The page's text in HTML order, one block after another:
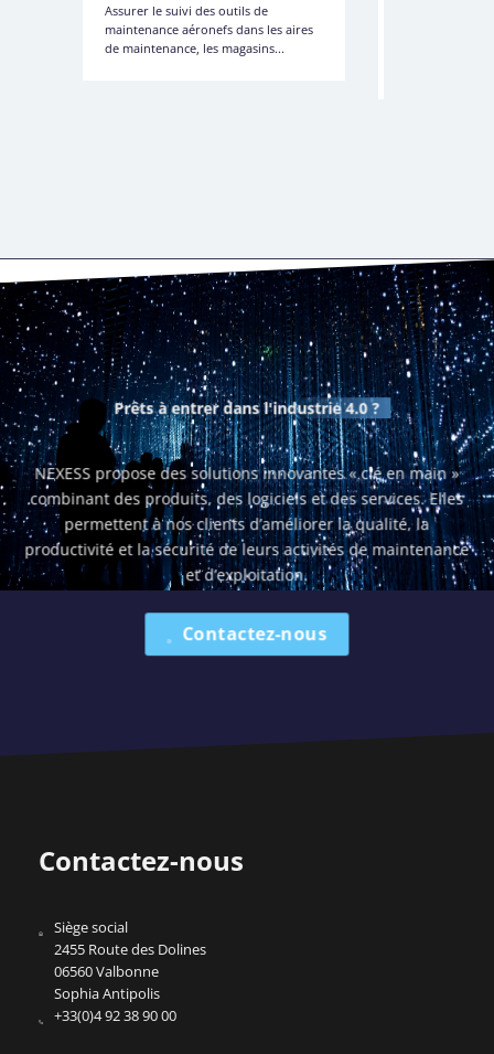
Assurer le suivi des outils de
maintenance aéronefs dans les aires
de maintenance, les magasins...
Prêts à entrer dansl'industrie 4.0 ?
NEXESS propose des solutions innovantes « clé en main »
combinant des produits, des logiciels et des services. Elles
permettent à nos clients d’améliorer la qualité, la
productivité et la sécurité de leurs activités de maintenance
et d’exploitation.
Contactez-nous
Contactez-nous
Siège social
2455 Route des Dolines
06560 Valbonne
Sophia Antipolis
+33(0)4 92 38 90 00